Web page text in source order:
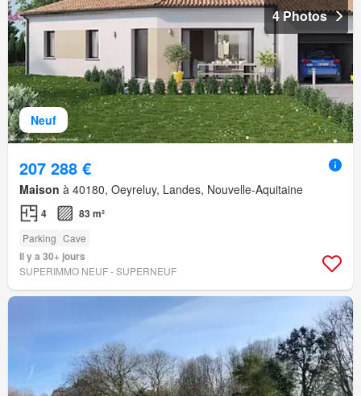
Neuf
4 Photos
207 288 €
Maison à 40180, Oeyreluy, Landes, Nouvelle-Aquitaine
4 83 m²
Parking Cave
Il y a 30+ jours
SUPERIMMO NEUF - SUPERNEUF